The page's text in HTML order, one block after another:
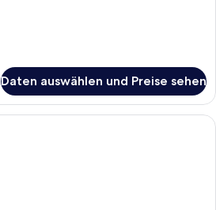
Daten auswählen und Preise sehen